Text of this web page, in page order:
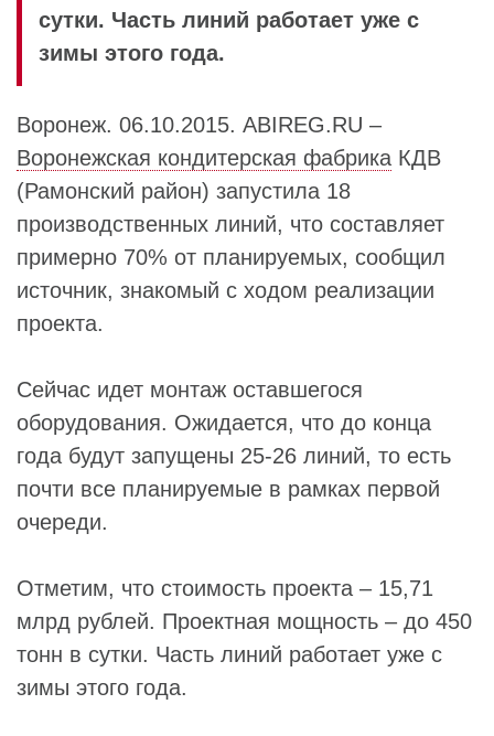
сутки. Часть линий работает уже с
зимы этого года.
Воронеж. 06.10.2015. ABIREG.RU –
Воронежская кондитерская фабрика КДВ
(Рамонский район) запустила 18
производственных линий, что составляет
примерно 70% от планируемых, сообщил
источник, знакомый с ходом реализации
проекта.
Сейчас идет монтаж оставшегося
оборудования. Ожидается, что до конца
года будут запущены 25-26 линий, то есть
почти все планируемые в рамках первой
очереди.
Отметим, что стоимость проекта – 15,71
млрд рублей. Проектная мощность – до 450
тонн в сутки. Часть линий работает уже с
зимы этого года.